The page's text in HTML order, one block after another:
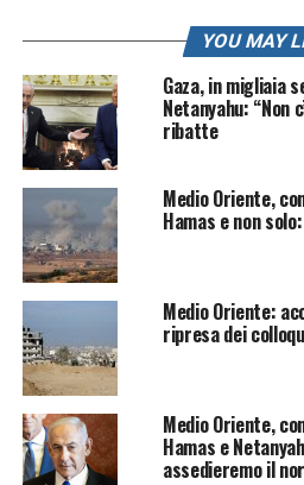
YOU MAY
Gaza, in migliaia
Netanyahu: “Non
ribatte
Medio Oriente,
Hamas e non
Medio Oriente:
ripresa dei
Medio Oriente,
Hamas e
assedieremo il